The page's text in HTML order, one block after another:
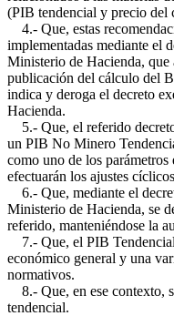
(PIB tendencial y precio del
4.- Que, estas
implementadas mediante el
Ministerio de Hacienda,
publicación del cálculo del
indica y deroga el decreto
Hacienda.
5.- Que, el referido
un PIB No Minero
como uno de los parámetros
efectuarán los ajustes
6.- Que, mediante el
Ministerio de Hacienda, se
referido, manteniéndose la
7.- Que, el PIB
económico general y una
normativos.
8.- Que, en ese contexto,
tendencial.